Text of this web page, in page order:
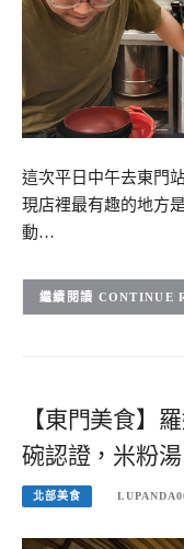
這次平日中午去東門
現店裡最有趣的地方
動…
CONTINUE
【東門美食】
碗認證，米粉
北部美食